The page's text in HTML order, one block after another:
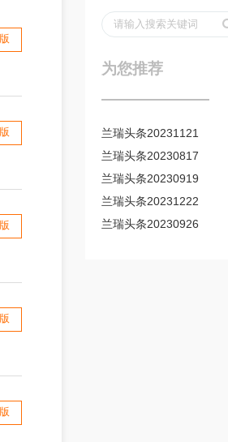
为您推荐
―――――――
兰瑞头条20231121
兰瑞头条20230817
兰瑞头条20230919
兰瑞头条20231222
兰瑞头条20230926